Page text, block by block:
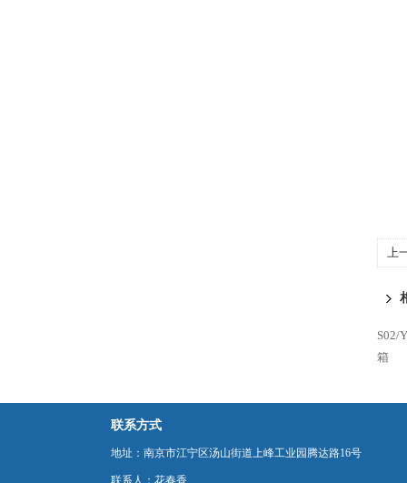
上
S02/
箱
联系方式
地址：南京市江宁区汤山街道上峰工业园腾达路16号
联系人：花春香